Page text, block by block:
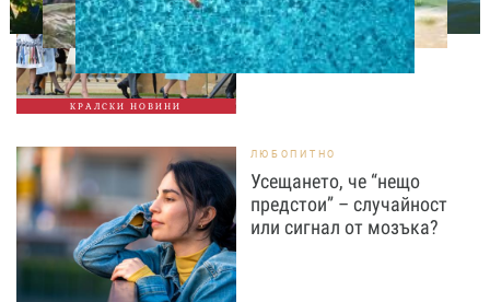
КРАЛСКИ НОВИНИ
ЛЮБОПИТНО
Усещането, че “нещо
предстои” – случайност
или сигнал от мозъка?